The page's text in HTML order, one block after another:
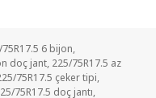
6 bijon,
doç jant, 225/75R17.5 az
75R17.5 çeker tipi,
75R17.5 doç jantı,